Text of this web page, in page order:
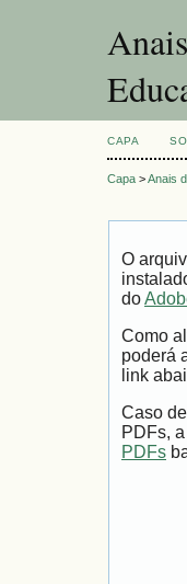
CAPA
Capa >Anais
O
do
Como
poderá
link
Caso
PDFs,
PDFs